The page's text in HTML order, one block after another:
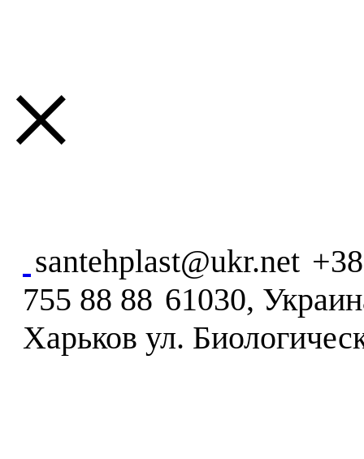
×
santehplast@ukr.net
755 88 88 61030,
Харьков ул.